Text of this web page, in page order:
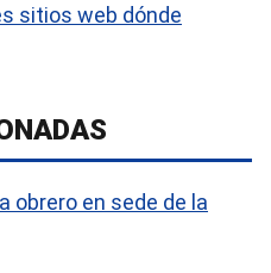
sitios web dónde
obrero en sede de la